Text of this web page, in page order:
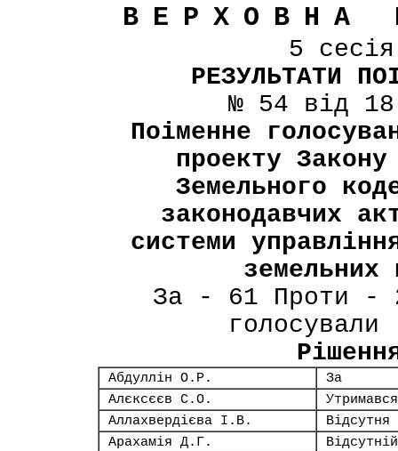
ВЕРХОВНА
5
РЕЗУЛЬТАТИ
№ 54 від
Поіменне
проекту
Земельного
законодавчих
системи
За - 61 Проти -
Абдуллін О.Р.
За
Алєксєєв С.О.
Утримався
Аллахвердієва І.В.
Відсутня
Арахамія Д.Г.
Відсутній